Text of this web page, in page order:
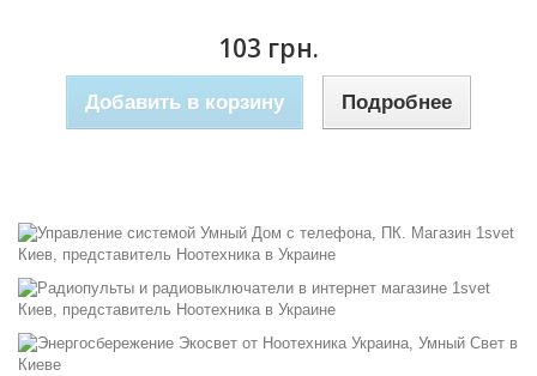
103 грн.
Добавить в корзину Подробнее